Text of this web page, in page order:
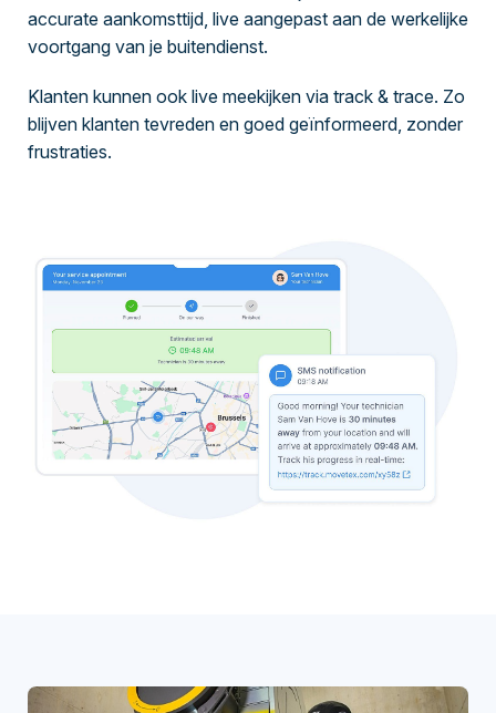
accurate aankomsttijd, live aangepast aan de werkelijke
voortgang van je buitendienst.
Klanten kunnen ook live meekijken via track & trace. Zo
blijven klanten tevreden en goed geïnformeerd, zonder
frustraties.